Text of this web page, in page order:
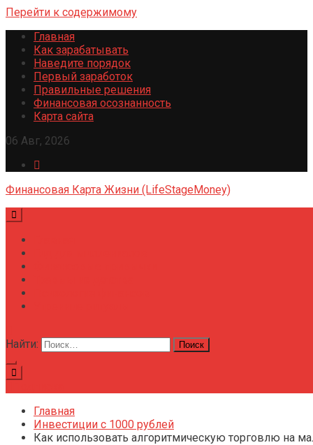
Перейти к содержимому
Главная
Как зарабатывать
Наведите порядок
Первый заработок
Правильные решения
Финансовая осознанность
Карта сайта
06 Авг, 2026
Финансовая Карта Жизни (LifeStageMoney)
Найти:
Главная
Инвестиции с 1000 рублей
Как использовать алгоритмическую торговлю на